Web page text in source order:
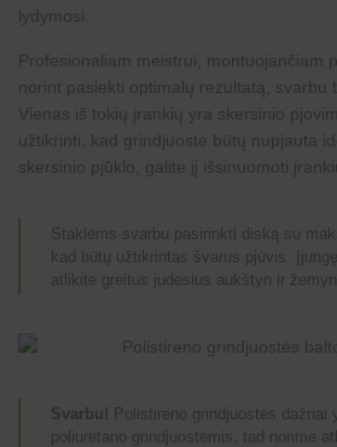
lydymosi.
Profesionaliam meistrui, montuojančiam
norint pasiekti optimalų rezultatą, svarbu
Vienas iš tokių įrankių yra skersinio
užtikrinti, kad grindjuostė būtų nupjauta
skersinio pjūklo, galite jį išsinuomoti
Staklėms svarbu pasirinkti diską su
kad būtų užtikrintas švarus pjūvis.
atlikite greitus judesius aukštyn ir
Svarbu! Polistireno grindjuostės dažnai
poliuretano grindjuostėmis, tad norime